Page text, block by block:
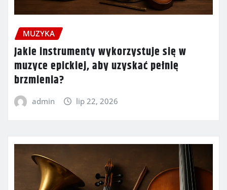
MUZYKA
Jakie instrumenty wykorzystuje się w
muzyce epickiej, aby uzyskać pełnię
brzmienia?
admin lip 22, 2026